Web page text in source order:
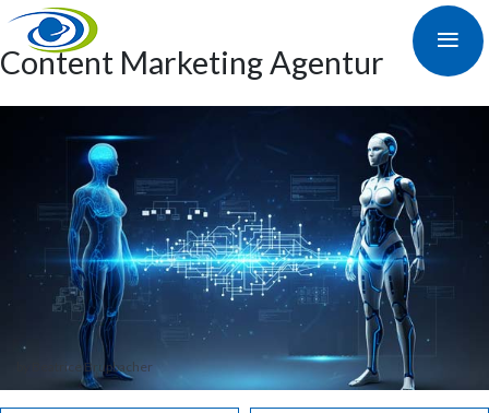
Content Marketing Agentur
by Beatrice Brupbacher
≡